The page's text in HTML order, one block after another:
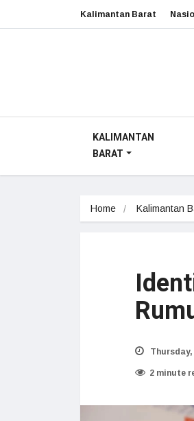
Kalimantan Barat
KALIMANTAN
BARAT
Home Kalimantan
Thursday,
2 minute